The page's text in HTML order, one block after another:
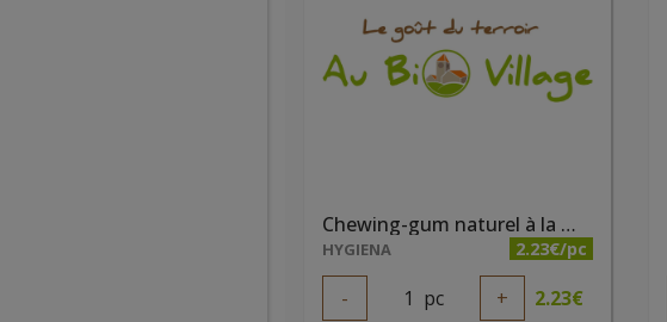
Chewing-gum naturel à la menthe 24x21g True Gum
HYGIENA 2.23€/pc
- 1 pc + 2.23€